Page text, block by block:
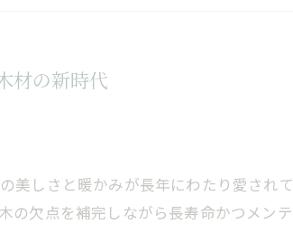
材の新時代
美しさと暖かみが長年にわたり愛さ
の欠点を補完しながら長寿命かつメ